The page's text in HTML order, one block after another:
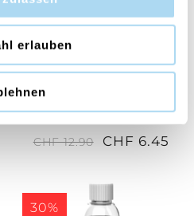
erlauben
CHF 12.90
CHF 6.45
30%